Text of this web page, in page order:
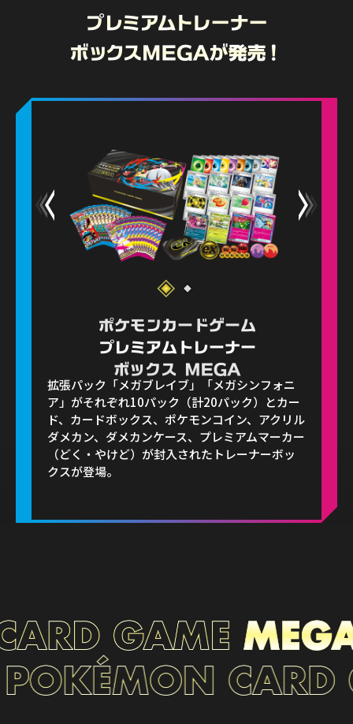
拡張パック「メガブレイブ」「メガシンフォニ
ア」がそれぞれ10パック（計20パック）とカー
ド、カードボックス、ポケモンコイン、アクリル
ダメカン、ダメカンケース、プレミアムマーカー
（どく・やけど）が封入されたトレーナーボッ
クスが登場。